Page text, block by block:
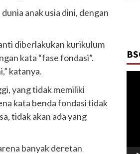
anak usia dini, dengan
diberlakukan kurikulum
kata “fase fondasi”.
katanya.
yang tidak memiliki
kata benda fondasi tidak
tidak akan ada yang
banyak deretan